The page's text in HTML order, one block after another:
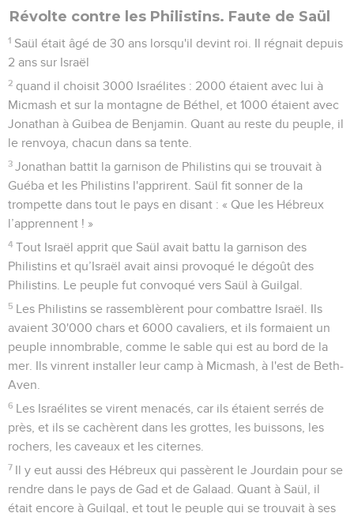
Révolte contre les Philistins. Faute de Saül
1 Saül était âgé de 30 ans lorsqu'il devint roi. Il régnait depuis
2 ans sur Israël
2 quand il choisit 3000 Israélites : 2000 étaient avec lui à
Micmash et sur la montagne de Béthel, et 1000 étaient avec
Jonathan à Guibea de Benjamin. Quant au reste du peuple, il
le renvoya, chacun dans sa tente.
3 Jonathan battit la garnison de Philistins qui se trouvait à
Guéba et les Philistins l'apprirent. Saül fit sonner de la
trompette dans tout le pays en disant : « Que les Hébreux
l’apprennent ! »
4 Tout Israël apprit que Saül avait battu la garnison des
Philistins et qu’Israël avait ainsi provoqué le dégoût des
Philistins. Le peuple fut convoqué vers Saül à Guilgal.
5 Les Philistins se rassemblèrent pour combattre Israël. Ils
avaient 30'000 chars et 6000 cavaliers, et ils formaient un
peuple innombrable, comme le sable qui est au bord de la
mer. Ils vinrent installer leur camp à Micmash, à l'est de Beth-
Aven.
6 Les Israélites se virent menacés, car ils étaient serrés de
près, et ils se cachèrent dans les grottes, les buissons, les
rochers, les caveaux et les citernes.
7 Il y eut aussi des Hébreux qui passèrent le Jourdain pour se
rendre dans le pays de Gad et de Galaad. Quant à Saül, il
était encore à Guilgal, et tout le peuple qui se trouvait à ses